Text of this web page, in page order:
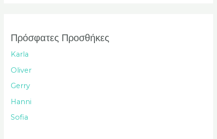
ή
τ
γ
ι
Πρόσφατες Προσθήκες
Karla
Oliver
Gerry
Hanni
Sofia